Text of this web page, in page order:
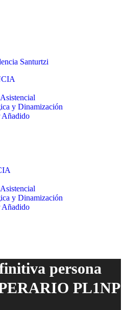
y Dinamización
Añadido
y Dinamización
Añadido
persona
PL1NP